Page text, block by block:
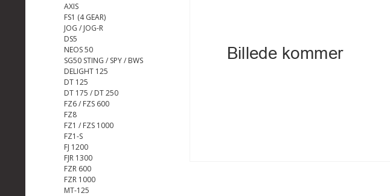
AXIS
FS1 (4 GEAR)
JOG / JOG-R
DS5
NEOS 50
SG50 STING / SPY / BWS
DELIGHT 125
DT 125
DT 175 / DT 250
FZ6 / FZS 600
FZ8
FZ1 / FZS 1000
FZ1-S
FJ 1200
FJR 1300
FZR 600
FZR 1000
MT-125